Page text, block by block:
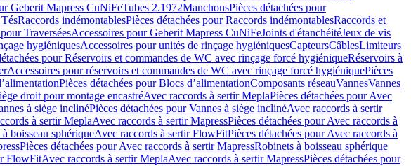
Geberit Mapress CuNiFeTubes 2.1972ManchonsPièces détachées pour
Raccords indémontablesPièces détachées pour Raccords indémontablesRaccords et
TraverséesAccessoires pour Geberit Mapress CuNiFeJoints d'étanchéitéJeux de vis
hygiéniquesAccessoires pour unités de rinçage hygiéniquesCapteursCâblesLimiteurs
pour Réservoirs et commandes de WC avec rinçage forcé hygiéniqueRéservoirs à
Accessoires pour réservoirs et commandes de WC avec rinçage forcé hygiéniquePièces
Pièces détachées pour Blocs d’alimentationComposants réseauVannesVannes
droit pour montage encastréAvec raccords à sertir MeplaPièces détachées pour Avec
à siège inclinéPièces détachées pour Vannes à siège inclinéAvec raccords à sertir
à sertir MeplaAvec raccords à sertir MapressPièces détachées pour Avec raccords à
boisseau sphériqueAvec raccords à sertir FlowFitPièces détachées pour Avec raccords à
Pièces détachées pour Avec raccords à sertir MapressRobinets à boisseau sphérique
FlowFitAvec raccords à sertir MeplaAvec raccords à sertir MapressPièces détachées pour